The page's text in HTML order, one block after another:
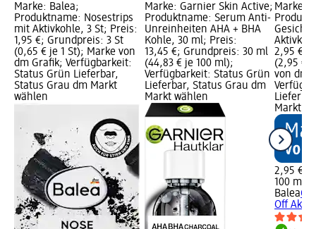
Marke: Balea;
Produktname: Nosestrips
mit Aktivkohle, 3 St; Preis:
1,95 €; Grundpreis: 3 St
(0,65 € je 1 St); Marke von
dm Grafik; Verfügbarkeit:
Status Grün Lieferbar,
Status Grau dm Markt
wählen
Marke: Garnier Skin Active;
Produktname: Serum Anti-
Unreinheiten AHA + BHA
Kohle, 30 ml; Preis:
13,45 €; Grundpreis: 30 ml
(44,83 € je 100 ml);
Verfügbarkeit: Status Grün
Lieferbar, Status Grau dm
Markt wählen
Marke:
2,95 €;
(2,95 €
von dm
Markt
2,95 €
100 ml
Balea
Off